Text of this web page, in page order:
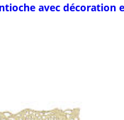
avec décoration